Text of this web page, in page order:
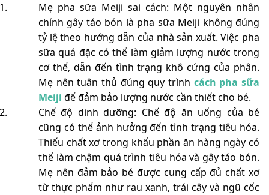
Mẹ pha sữa Meiji sai cách: Một nguyên nhân
chính gây táo bón là pha sữa Meiji không đúng
tỷ lệ theo hướng dẫn của nhà sản xuất. Việc pha
sữa quá đặc có thể làm giảm lượng nước trong
cơ thể, dẫn đến tình trạng khô cứng của phân.
Mẹ nên tuân thủ đúng quy trình cách pha sữa
Meiji để đảm bảo lượng nước cần thiết cho bé.
Chế độ dinh dưỡng: Chế độ ăn uống của bé
cũng có thể ảnh hưởng đến tình trạng tiêu hóa.
Thiếu chất xơ trong khẩu phần ăn hàng ngày có
thể làm chậm quá trình tiêu hóa và gây táo bón.
Mẹ nên đảm bảo bé được cung cấp đủ chất xơ
từ thực phẩm như rau xanh, trái cây và ngũ cốc